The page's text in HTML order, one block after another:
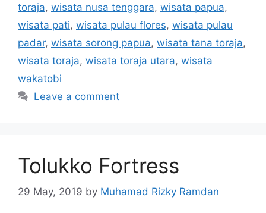
toraja, wisata nusa tenggara, wisata papua,
wisata pati, wisata pulau flores, wisata pulau
padar, wisata sorong papua, wisata tana toraja,
wisata toraja, wisata toraja utara, wisata
wakatobi
Leave a comment
Tolukko Fortress
29 May, 2019 by Muhamad Rizky Ramdan